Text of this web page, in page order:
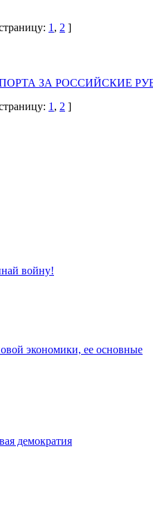
1 , 2 ]
ЗА РОССИЙСКИЕ
1 , 2 ]
войну!
экономики, ее основные
демократия